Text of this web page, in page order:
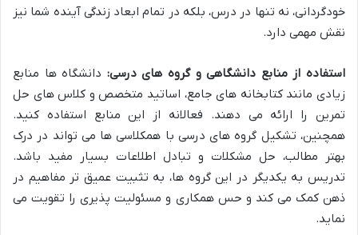
خودگردانی، نه تنها در درس، بلکه در تمام ابعاد زندگی آینده شما نیز
نقش مهمی دارد.
استفاده از منابع دانشگاهی و گروه های درسی: دانشگاه ها منابع
زیادی مانند کتابخانه های جامع، اساتید متخصص و کلاس های حل
تمرین را ارائه می دهند. فعالانه از این منابع استفاده کنید.
همچنین، تشکیل گروه های درسی با همکلاسی ها می تواند در درک
بهتر مطالب، حل مشکلات و تبادل اطلاعات بسیار مفید باشد.
تدریس به یکدیگر در این گروه ها، به تثبیت عمیق تر مفاهیم در
ذهن کمک می کند و حس همکاری و مسئولیت پذیری را تقویت می
نماید.